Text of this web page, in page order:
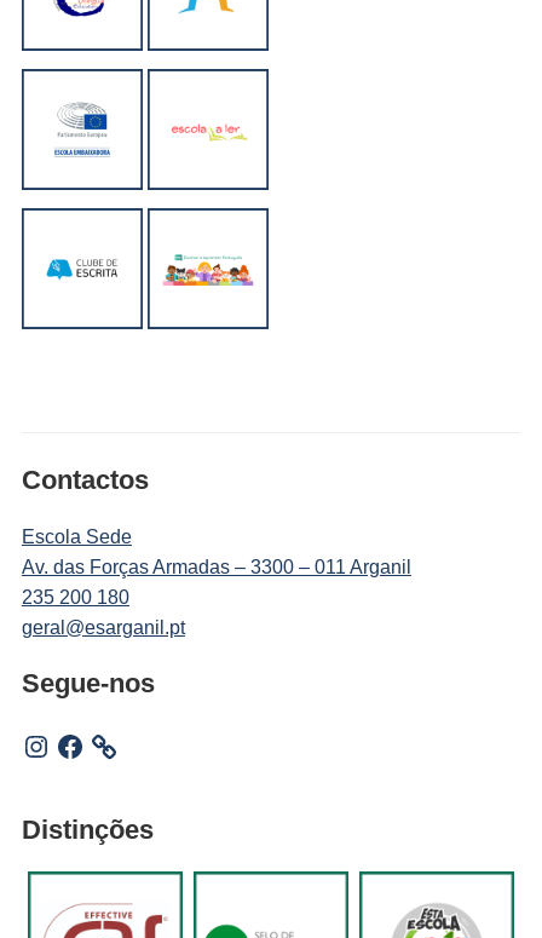
Contactos
Escola Sede
Av. das Forças Armadas – 3300 – 011 Arganil
235 200 180
geral@esarganil.pt
Segue-nos
Instagram
Facebook
Distinções